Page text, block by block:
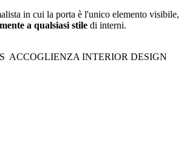
in cui la porta è l'unico elemento visibile,
a qualsiasi stile di interni.
ACCOGLIENZA INTERIOR DESIGN